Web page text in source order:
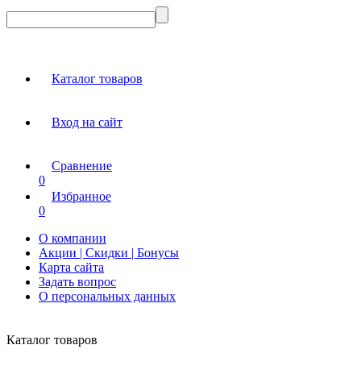
Каталог товаров
Вход на сайт
Сравнение
0
Избранное
0
О компании
Акции | Скидки | Бонусы
Карта сайта
Задать вопрос
О персональных данных
Каталог товаров